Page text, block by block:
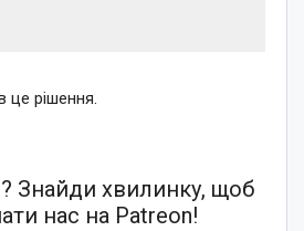
це рішення.
Знайди хвилинку, щоб
нас на Patreon!